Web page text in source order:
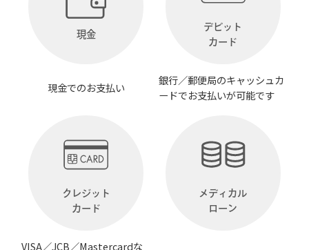
現金
現金でのお支払い
デビット
カード
銀行／郵便局のキャッシュカ
ードでお支払いが可能です
クレジット
カード
VISA／JCB／Mastercardな
メディカル
ローン